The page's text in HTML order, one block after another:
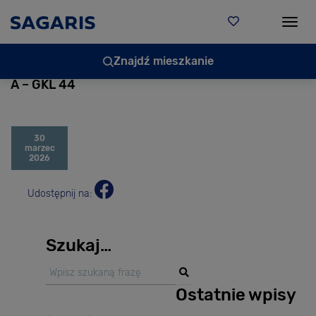
Znajdź mieszkanie
A – GKL 44
30
marzec
2026
Udostępnij na:
Szukaj…
Ostatnie wpisy